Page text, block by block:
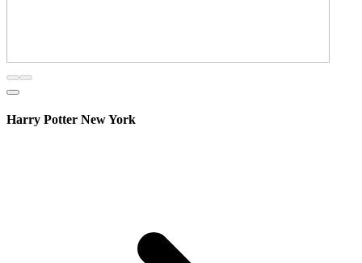
Harry Potter New York